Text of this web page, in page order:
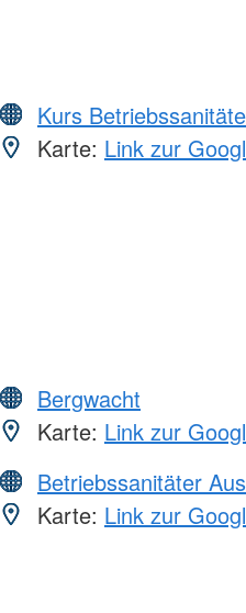
Kurs
Karte: Link zur
Bergwacht
Karte: Link zur
Betriebssanitäter
Karte: Link zur